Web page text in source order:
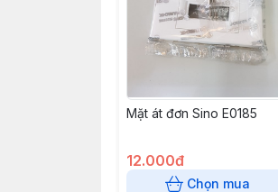
Mặt át đơn Sino E0185
12.000đ
Chọn mua